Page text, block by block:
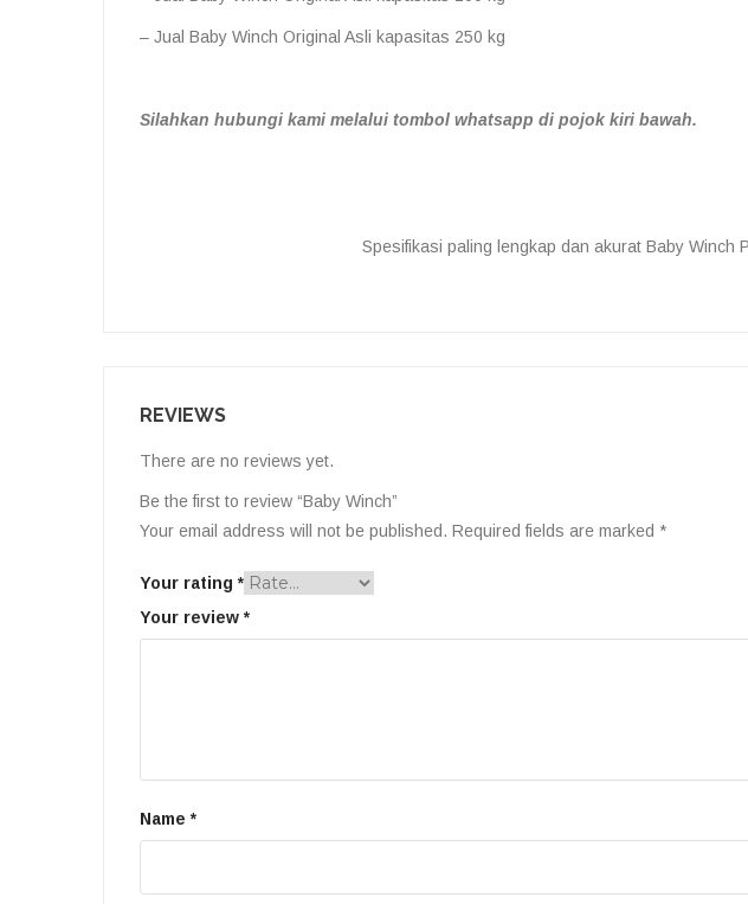
– Jual Baby Winch Original Asli kapasitas 250 kg
Silahkan hubungi kami melalui tombol whatsapp di pojok kiri bawah.
Spesifikasi paling lengkap dan akurat Baby Winch
REVIEWS
There are no reviews yet.
Be the first to review “Baby Winch”
Your email address will not be published. Required fields are marked *
Your rating *
Your review *
Name *